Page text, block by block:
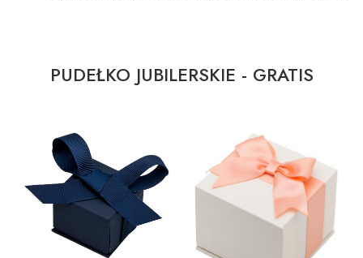
PUDEŁKO JUBILERSKIE - GRATIS